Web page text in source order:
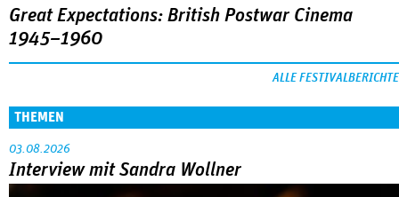
Great Expectations: British Postwar Cinema
1945–1960
ALLE FESTIVALBERICHTE
THEMEN
03.08.2026
Interview mit Sandra Wollner